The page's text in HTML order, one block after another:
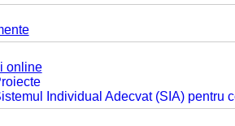
online
Individual Adecvat (SIA) pentru